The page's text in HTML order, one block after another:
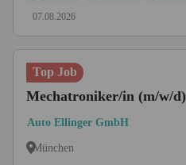
07.08.2026
Top Job
Mechatroniker/in (m/w/d)
Auto Ellinger GmbH
München